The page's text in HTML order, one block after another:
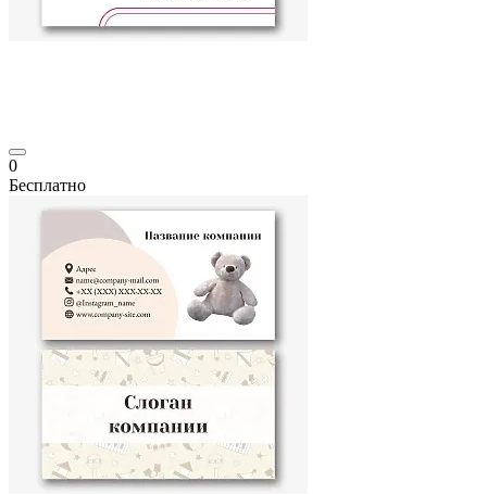
0
Бесплатно